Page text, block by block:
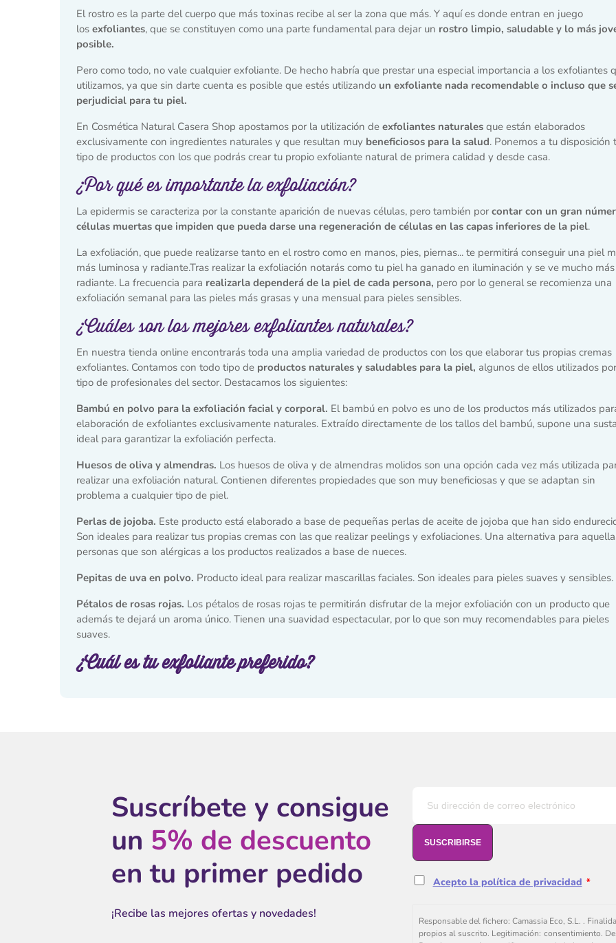
El rostro es la parte del cuerpo que más toxinas recibe al ser la zona que más. Y aquí es donde entran en juego
los exfoliantes, que se constituyen como una parte fundamental para dejar un rostro limpio, saludable y lo más
posible.
Pero como todo, no vale cualquier exfoliante. De hecho habría que prestar una especial importancia a los exfoliantes
utilizamos, ya que sin darte cuenta es posible que estés utilizando un exfoliante nada recomendable o incluso que
perjudicial para tu piel.
En Cosmética Natural Casera Shop apostamos por la utilización de exfoliantes naturales que están elaborados
exclusivamente con ingredientes naturales y que resultan muy beneficiosos para la salud. Ponemos a tu disposición
tipo de productos con los que podrás crear tu propio exfoliante natural de primera calidad y desde casa.
¿Por qué es importante la exfoliación?
La epidermis se caracteriza por la constante aparición de nuevas células, pero también por contar con un gran
células muertas que impiden que pueda darse una regeneración de células en las capas inferiores de la piel.
La exfoliación, que puede realizarse tanto en el rostro como en manos, pies, piernas... te permitirá conseguir una piel
más luminosa y radiante.Tras realizar la exfoliación notarás como tu piel ha ganado en iluminación y se ve mucho más
radiante. La frecuencia para realizarla dependerá de la piel de cada persona, pero por lo general se recomienza una
exfoliación semanal para las pieles más grasas y una mensual para pieles sensibles.
¿Cuáles son los mejores exfoliantes naturales?
En nuestra tienda online encontrarás toda una amplia variedad de productos con los que elaborar tus propias cremas
exfoliantes. Contamos con todo tipo de productos naturales y saludables para la piel, algunos de ellos utilizados
tipo de profesionales del sector. Destacamos los siguientes:
Bambú en polvo para la exfoliación facial y corporal. El bambú en polvo es uno de los productos más utilizados
elaboración de exfoliantes exclusivamente naturales. Extraído directamente de los tallos del bambú, supone una
ideal para garantizar la exfoliación perfecta.
Huesos de oliva y almendras. Los huesos de oliva y de almendras molidos son una opción cada vez más utilizada
realizar una exfoliación natural. Contienen diferentes propiedades que son muy beneficiosas y que se adaptan sin
problema a cualquier tipo de piel.
Perlas de jojoba. Este producto está elaborado a base de pequeñas perlas de aceite de jojoba que han sido
Son ideales para realizar tus propias cremas con las que realizar peelings y exfoliaciones. Una alternativa para
personas que son alérgicas a los productos realizados a base de nueces.
Pepitas de uva en polvo. Producto ideal para realizar mascarillas faciales. Son ideales para pieles suaves y sensibles.
Pétalos de rosas rojas. Los pétalos de rosas rojas te permitirán disfrutar de la mejor exfoliación con un producto que
además te dejará un aroma único. Tienen una suavidad espectacular, por lo que son muy recomendables para pieles
suaves.
¿Cuál es tu exfoliante preferido?
Suscríbete y consigue
un 5% de descuento
en tu primer pedido
¡Recibe las mejores ofertas y novedades!
Acepto la política de privacidad *
Responsable del fichero: Camassia Eco, S.L. .
propios al suscrito. Legitimación: consentimiento.